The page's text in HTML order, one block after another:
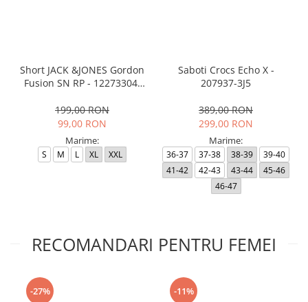
Short JACK &JONES Gordon
Fusion SN RP - 12273304-
199,00 RON
99,00 RON
Marime:
S M L XL XXL
Saboti Crocs Echo X -
207937-3J5
389,00 RON
299,00 RON
Marime:
36-37 37-38 38-39
39-40
41-42
42-43 43-44
45-46
46-47
RECOMANDARI PENTRU FEMEI
-27% -11%